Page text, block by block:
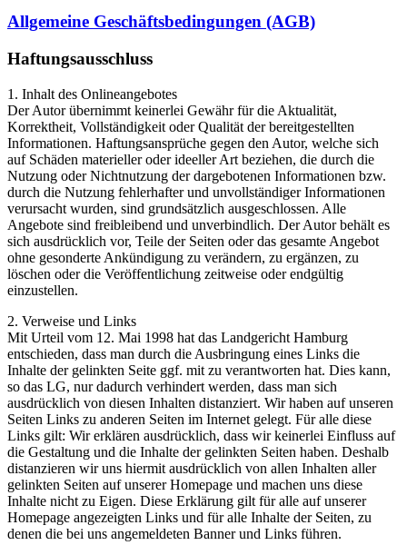
Allgemeine Geschäftsbedingungen (AGB)
Haftungsausschluss
1. Inhalt des Onlineangebotes
Der Autor übernimmt keinerlei Gewähr für die Aktualität,
Korrektheit, Vollständigkeit oder Qualität der bereitgestellten
Informationen. Haftungsansprüche gegen den Autor, welche sich
auf Schäden materieller oder ideeller Art beziehen, die durch die
Nutzung oder Nichtnutzung der dargebotenen Informationen bzw.
durch die Nutzung fehlerhafter und unvollständiger Informationen
verursacht wurden, sind grundsätzlich ausgeschlossen. Alle
Angebote sind freibleibend und unverbindlich. Der Autor behält es
sich ausdrücklich vor, Teile der Seiten oder das gesamte Angebot
ohne gesonderte Ankündigung zu verändern, zu ergänzen, zu
löschen oder die Veröffentlichung zeitweise oder endgültig
einzustellen.
2. Verweise und Links
Mit Urteil vom 12. Mai 1998 hat das Landgericht Hamburg
entschieden, dass man durch die Ausbringung eines Links die
Inhalte der gelinkten Seite ggf. mit zu verantworten hat. Dies kann,
so das LG, nur dadurch verhindert werden, dass man sich
ausdrücklich von diesen Inhalten distanziert. Wir haben auf unseren
Seiten Links zu anderen Seiten im Internet gelegt. Für alle diese
Links gilt: Wir erklären ausdrücklich, dass wir keinerlei Einfluss auf
die Gestaltung und die Inhalte der gelinkten Seiten haben. Deshalb
distanzieren wir uns hiermit ausdrücklich von allen Inhalten aller
gelinkten Seiten auf unserer Homepage und machen uns diese
Inhalte nicht zu Eigen. Diese Erklärung gilt für alle auf unserer
Homepage angezeigten Links und für alle Inhalte der Seiten, zu
denen die bei uns angemeldeten Banner und Links führen.